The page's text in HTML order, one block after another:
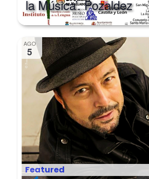
AGO
Featured